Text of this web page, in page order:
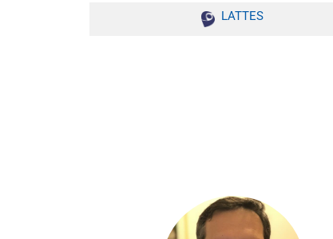
Ophthalmology - 2006 (10/08/2006)
LATTES